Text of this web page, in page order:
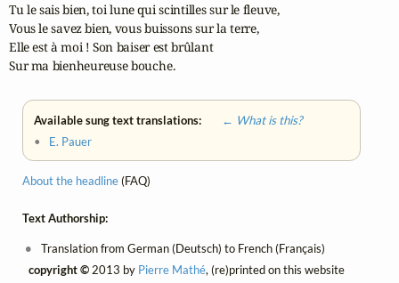
Tu le sais bien, toi lune qui scintilles sur le fleuve,
Vous le savez bien, vous buissons sur la terre,
Elle est à moi ! Son baiser est brûlant
Sur ma bienheureuse bouche.
Available sung text translations:
← What is this?
• E. Pauer
About the headline(FAQ)
Text Authorship:
Translation from German (Deutsch) to French (Français)
copyright ©2013 by Pierre Mathé, (re)printed on this website